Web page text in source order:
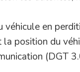
en
position du
(DGT